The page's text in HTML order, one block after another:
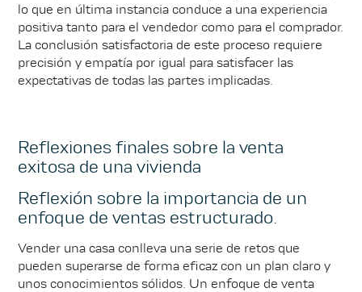
lo que en última instancia conduce a una experiencia
positiva tanto para el vendedor como para el comprador.
La conclusión satisfactoria de este proceso requiere
precisión y empatía por igual para satisfacer las
expectativas de todas las partes implicadas.
Reflexiones finales sobre la venta
exitosa de una vivienda
Reflexión sobre la importancia de un
enfoque de ventas estructurado.
Vender una casa conlleva una serie de retos que
pueden superarse de forma eficaz con un plan claro y
unos conocimientos sólidos. Un enfoque de venta